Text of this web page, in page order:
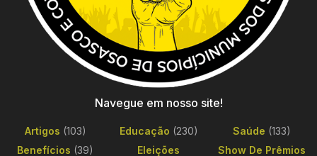
Navegue em nosso site!
Artigos (103)
Benefícios (39)
Educação (230)
Eleições
Saúde (133)
Show De Prêmios